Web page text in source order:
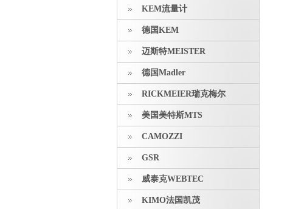
KEM流量计
德国KEM
迈斯特MEISTER
德国Madler
RICKMEIER瑞克梅尔
美国美特斯MTS
CAMOZZI
GSR
威泰克WEBTEC
KIMO法国凯茂